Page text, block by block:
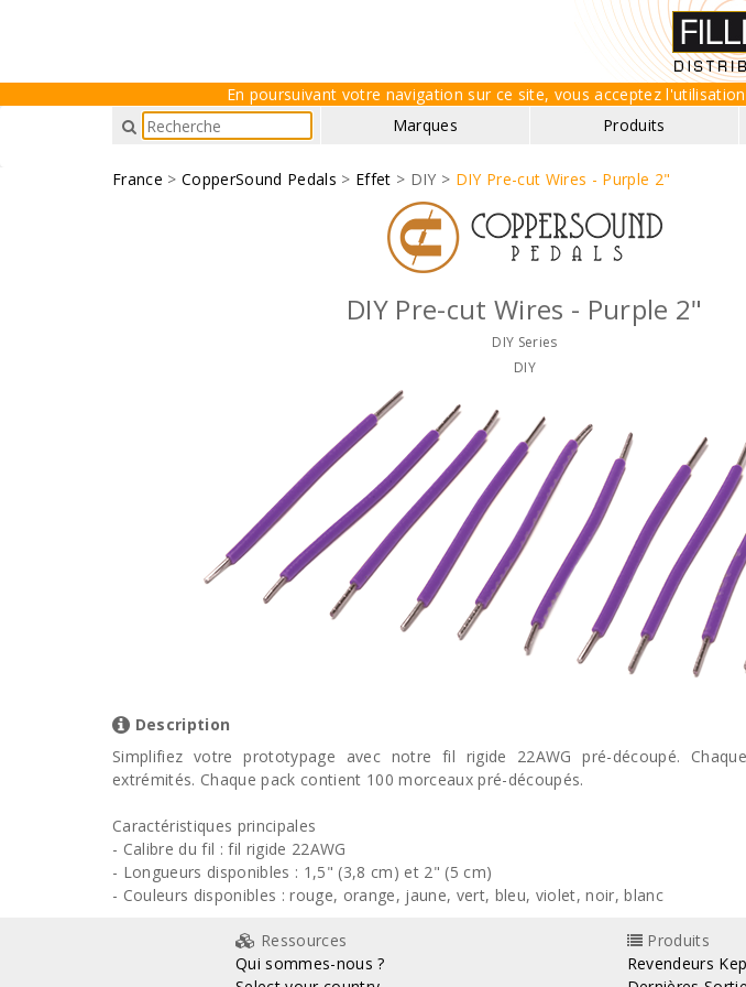
En poursuivant votre navigation sur ce site, vous acceptez
Marques
Produits
France > CopperSound Pedals > Effet > DIY > DIY Pre-cut Wires - Purple 2"
DIY Pre-cut Wires - Purple 2"
DIY Series
DIY
Description
Simplifiez votre prototypage avec notre fil rigide 22AWG pré-découpé.
extrémités. Chaque pack contient 100 morceaux pré-découpés.
Caractéristiques principales
- Calibre du fil : fil rigide 22AWG
- Longueurs disponibles : 1,5" (3,8 cm) et 2" (5 cm)
- Couleurs disponibles : rouge, orange, jaune, vert, bleu, violet, noir, blanc
Ressources
Qui sommes-nous ?
Produits
Revendeurs